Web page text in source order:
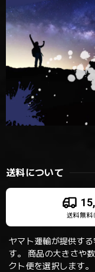
送料について
送料無料
ヤマト運輸が提供す
す。 商品の大きさや
クト便を選択します